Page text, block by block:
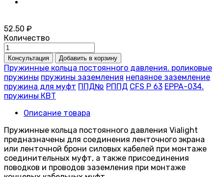
52.50 ₽
Количество
Пружинные кольца постоянного давления. роликовые
пружины пружины заземления непаяное заземление
пружина для муфт ППД№ РППД CFS P 63 EPPA-034.
пружины КВТ
Описание товара
Пружинные кольца постоянного давления Vialight
предназначены для соединения ленточного экрана
или ленточной брони силовых кабелей при монтаже
соединительных муфт, а также присоединения
поводков и проводов заземления при монтаже